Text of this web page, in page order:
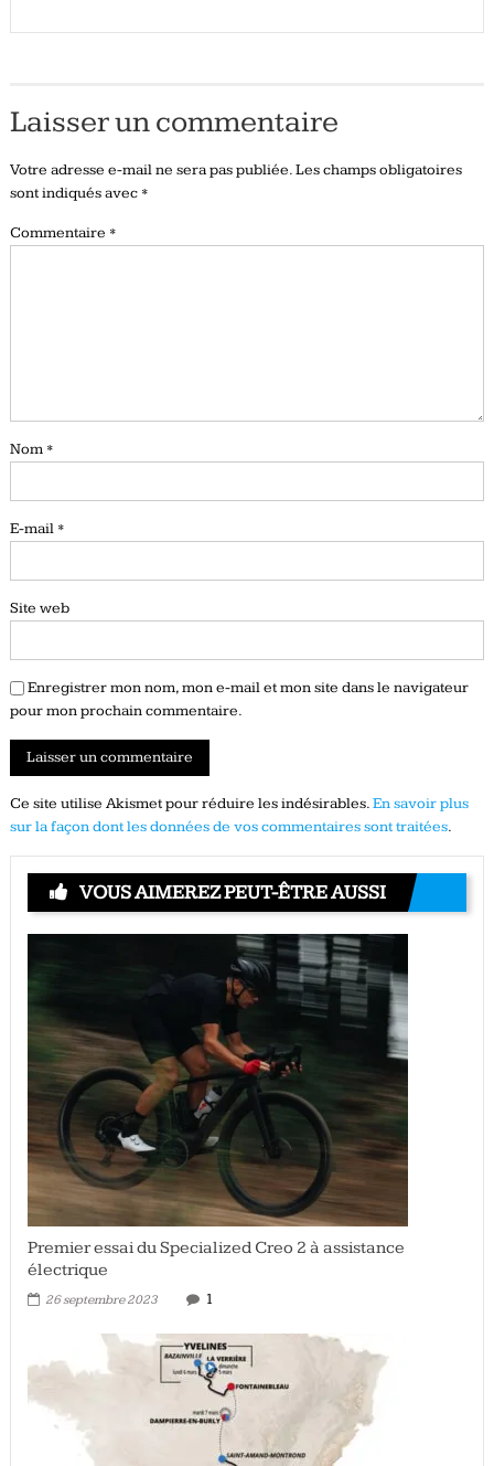
Laisser un commentaire
Votre adresse e-mail ne sera pas publiée.Les champs obligatoires
sont indiqués avec *
Commentaire *
Nom *
E-mail *
Site web
Enregistrer mon nom, mon e-mail et mon site dans le navigateur
pour mon prochain commentaire.
Ce site utilise Akismet pour réduire les indésirables.En savoir plus
sur la façon dont les données de vos commentaires sont traitées.
VOUS AIMEREZ PEUT-ÊTRE AUSSI
Premier essai du Specialized Creo 2 à assistance
électrique
26 septembre 2023 1